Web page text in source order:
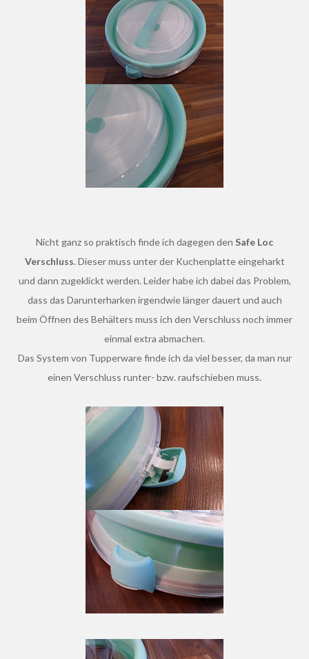
Nicht ganz so praktisch finde ich dagegen den Safe Loc
Verschluss. Dieser muss unter der Kuchenplatte eingeharkt
und dann zugeklickt werden. Leider habe ich dabei das Problem,
dass das Darunterharken irgendwie länger dauert und auch
beim Öffnen des Behälters muss ich den Verschluss noch immer
einmal extra abmachen.
Das System von Tupperware finde ich da viel besser, da man nur
einen Verschluss runter- bzw. raufschieben muss.